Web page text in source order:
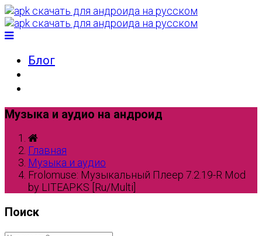
Блог
Музыка и аудио на андроид
Главная
Музыка и аудио
Frolomuse: Музыкальный Плеер 7.2.19-R Mod
by LITEAPKS [Ru/Multi]
Поиск